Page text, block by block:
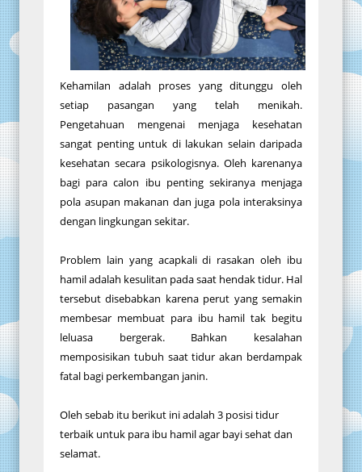
Kehamilan adalah proses yang ditunggu oleh
setiap pasangan yang telah menikah.
Pengetahuan mengenai menjaga kesehatan
sangat penting untuk di lakukan selain daripada
kesehatan secara psikologisnya. Oleh karenanya
bagi para calon ibu penting sekiranya menjaga
pola asupan makanan dan juga pola interaksinya
dengan lingkungan sekitar.
Problem lain yang acapkali di rasakan oleh ibu
hamil adalah kesulitan pada saat hendak tidur. Hal
tersebut disebabkan karena perut yang semakin
membesar membuat para ibu hamil tak begitu
leluasa bergerak. Bahkan kesalahan
memposisikan tubuh saat tidur akan berdampak
fatal bagi perkembangan janin.
Oleh sebab itu berikut ini adalah 3 posisi tidur
terbaik untuk para ibu hamil agar bayi sehat dan
selamat.